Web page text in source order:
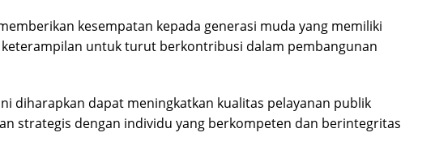
kesempatan kepada generasi muda yang memiliki
untuk turut berkontribusi dalam pembangunan
diharapkan dapat meningkatkan kualitas pelayanan publik
strategis dengan individu yang berkompeten dan berintegritas